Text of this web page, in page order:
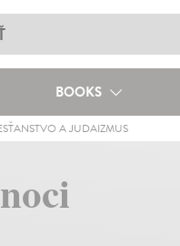
BOOKS
A JUDAIZMUS